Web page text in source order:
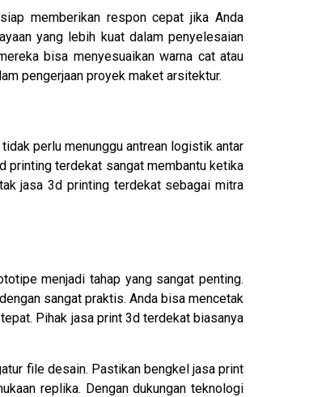
memberikan respon cepat jika Anda
yang lebih kuat dalam penyelesaian
bisa menyesuaikan warna cat atau
pengerjaan proyek maket arsitektur.
perlu menunggu antrean logistik antar
printing terdekat sangat membantu ketika
jasa 3d printing terdekat sebagai mitra
menjadi tahap yang sangat penting.
sangat praktis. Anda bisa mencetak
Pihak jasa print 3d terdekat biasanya
file desain. Pastikan bengkel jasa print
replika. Dengan dukungan teknologi